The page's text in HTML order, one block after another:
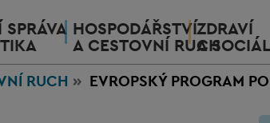
SPRÁVA HOSPODÁŘSTVÍ
A CESTOVNÍ RUCH
ZDRAVÍ
A
RUCH EVROPSKÝ PROGRAM